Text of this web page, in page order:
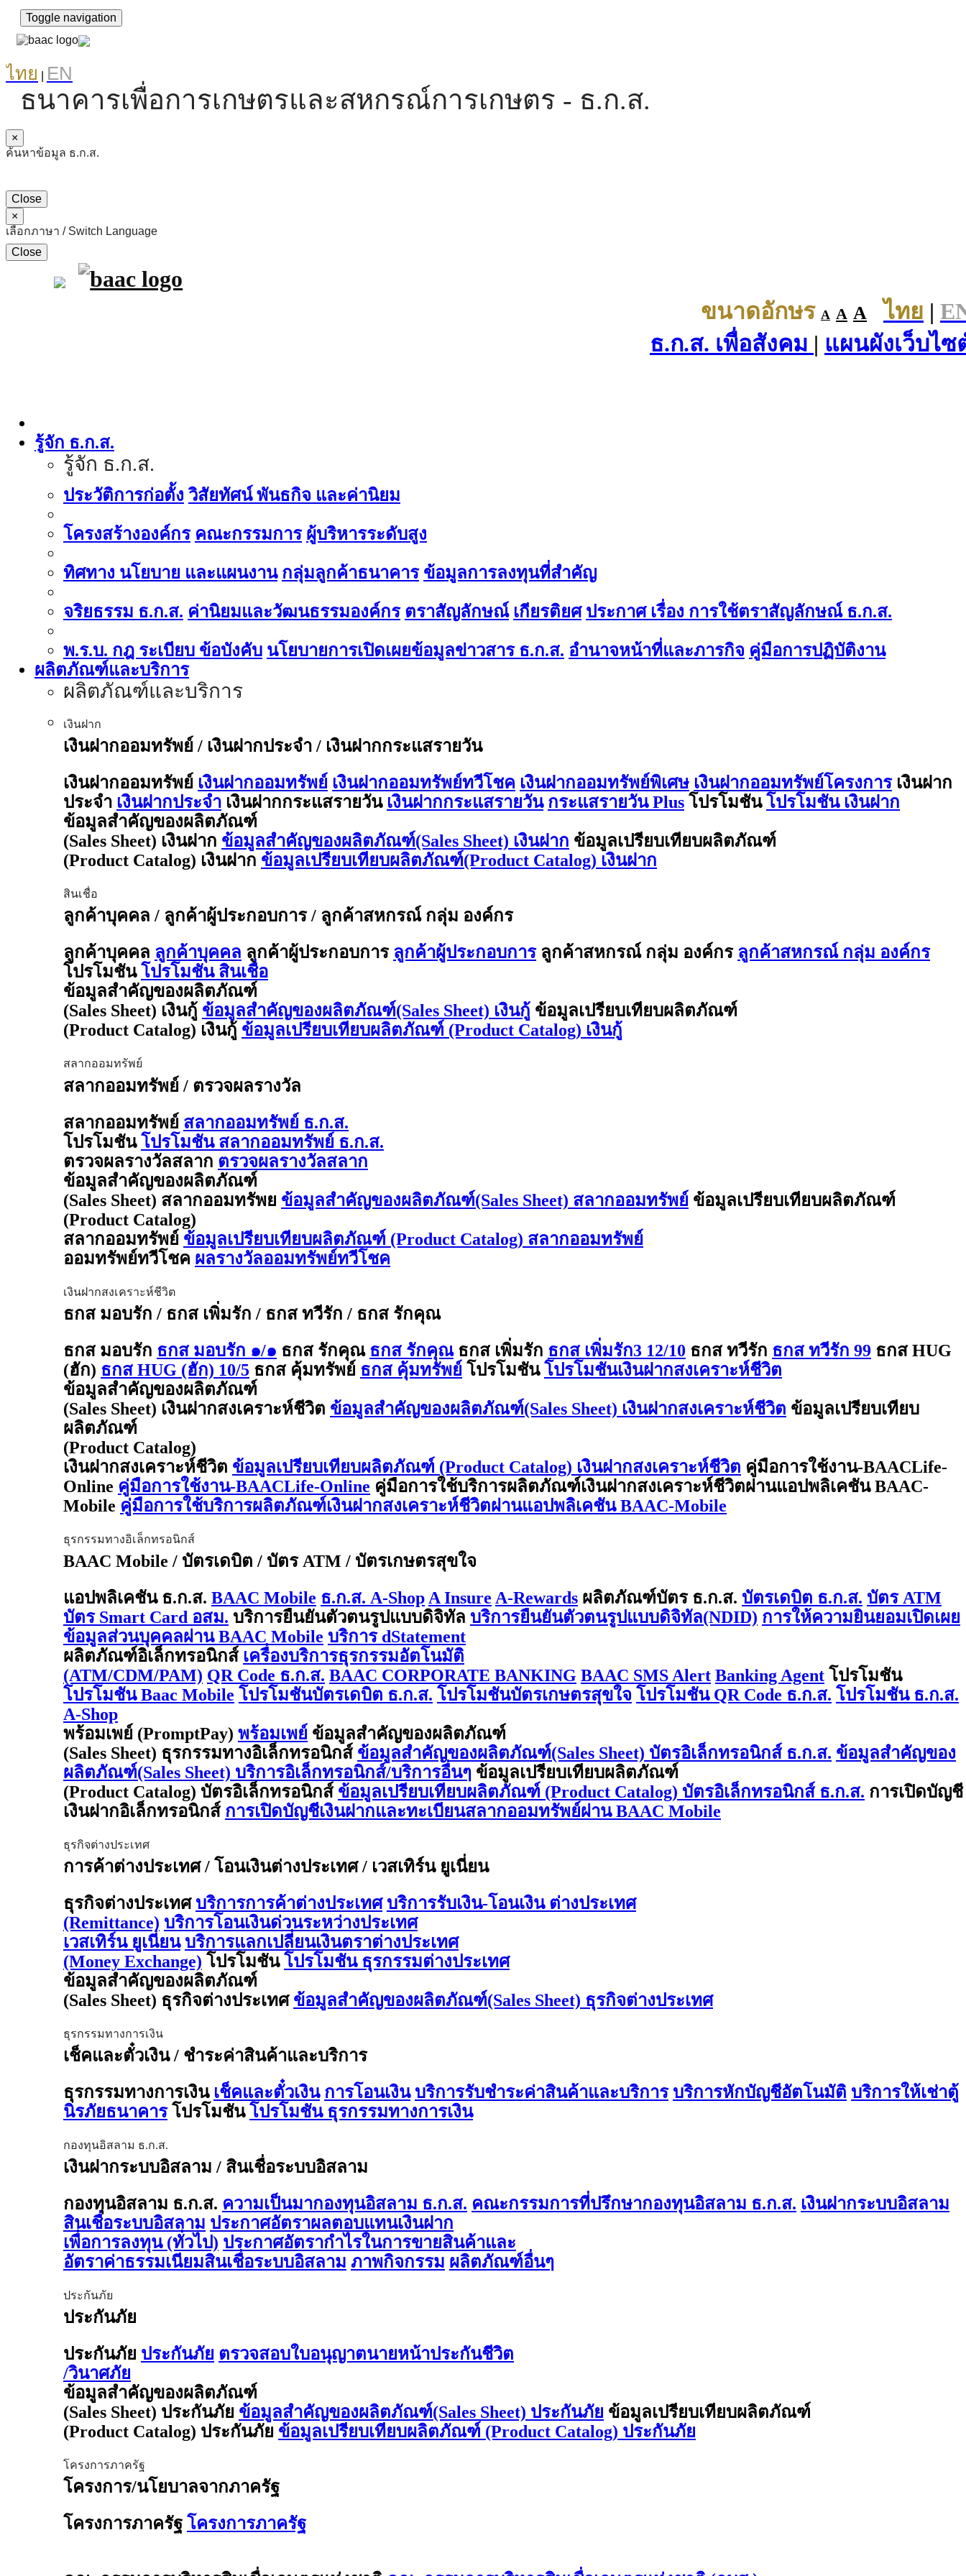
Toggle navigation
ไทย EN
ธนาคารเพื่อการเกษตรและสหกรณ์การเกษตร - ธ.ก.ส.
×
ค้นหาข้อมูล ธ.ก.ส.
Close
×
เลือกภาษา / Switch Language
Close
ขนาดอักษร A A A ไทย |
ธ.ก.ส. เพื่อสังคม | แผนผังเว็บไซ
รู้จัก ธ.ก.ส.
รู้จัก ธ.ก.ส.
ประวัติการก่อตั้ง วิสัยทัศน์ พันธกิจ และค่านิยม
โครงสร้างองค์กร คณะกรรมการ ผู้บริหารระดับสูง
ทิศทาง นโยบาย และแผนงาน กลุ่มลูกค้าธนาคาร ข้อมูลการลงทุนที่สำคัญ
จริยธรรม ธ.ก.ส. ค่านิยมและวัฒนธรรมองค์กร ตราสัญลักษณ์ เกียรติยศ ประกาศ เรื่อง การใช้ตราสัญลักษณ์ ธ.ก.ส.
พ.ร.บ. กฎ ระเบียบ ข้อบังคับ นโยบายการเปิดเผยข้อมูลข่าวสาร ธ.ก.ส. อำนาจหน้าที่และภารกิจ คู่มือการปฏิบัติงาน
ผลิตภัณฑ์และบริการ
ผลิตภัณฑ์และบริการ
เงินฝาก
เงินฝากออมทรัพย์ / เงินฝากประจำ / เงินฝากกระแสรายวัน
เงินฝากออมทรัพย์ เงินฝากออมทรัพย์ เงินฝากออมทรัพย์ทวีโชค เงินฝากออมทรัพย์พิเศษ เงินฝากออมทรัพย์โครงการ เงินฝาก
ประจำ เงินฝากประจำ เงินฝากกระแสรายวัน เงินฝากกระแสรายวัน กระแสรายวัน Plus โปรโมชัน โปรโมชัน เงินฝาก
ข้อมูลสำคัญของผลิตภัณฑ์
(Sales Sheet) เงินฝาก ข้อมูลสำคัญของผลิตภัณฑ์(Sales Sheet) เงินฝาก ข้อมูลเปรียบเทียบผลิตภัณฑ์
(Product Catalog) เงินฝาก ข้อมูลเปรียบเทียบผลิตภัณฑ์(Product Catalog) เงินฝาก
สินเชื่อ
ลูกค้าบุคคล / ลูกค้าผู้ประกอบการ / ลูกค้าสหกรณ์ กลุ่ม องค์กร
ลูกค้าบุคคล ลูกค้าบุคคล ลูกค้าผู้ประกอบการ ลูกค้าผู้ประกอบการ ลูกค้าสหกรณ์ กลุ่ม องค์กร ลูกค้าสหกรณ์ กลุ่ม องค์กร
โปรโมชัน โปรโมชัน สินเชื่อ
ข้อมูลสำคัญของผลิตภัณฑ์
(Sales Sheet) เงินกู้ ข้อมูลสำคัญของผลิตภัณฑ์(Sales Sheet) เงินกู้ ข้อมูลเปรียบเทียบผลิตภัณฑ์
(Product Catalog) เงินกู้ ข้อมูลเปรียบเทียบผลิตภัณฑ์ (Product Catalog) เงินกู้
สลากออมทรัพย์
สลากออมทรัพย์ / ตรวจผลรางวัล
สลากออมทรัพย์ สลากออมทรัพย์ ธ.ก.ส.
โปรโมชัน โปรโมชัน สลากออมทรัพย์ ธ.ก.ส.
ตรวจผลรางวัลสลาก ตรวจผลรางวัลสลาก
ข้อมูลสำคัญของผลิตภัณฑ์
(Sales Sheet) สลากออมทรัพย ข้อมูลสำคัญของผลิตภัณฑ์(Sales Sheet) สลากออมทรัพย์ ข้อมูลเปรียบเทียบผลิตภัณฑ์
(Product Catalog)
สลากออมทรัพย์ ข้อมูลเปรียบเทียบผลิตภัณฑ์ (Product Catalog) สลากออมทรัพย์
ออมทรัพย์ทวีโชค ผลรางวัลออมทรัพย์ทวีโชค
เงินฝากสงเคราะห์ชีวิต
ธกส มอบรัก / ธกส เพิ่มรัก / ธกส ทวีรัก / ธกส รักคุณ
ธกส มอบรัก ธกส มอบรัก ๑/๑ ธกส รักคุณ ธกส รักคุณ ธกส เพิ่มรัก ธกส เพิ่มรัก3 12/10 ธกส ทวีรัก ธกส ทวีรัก 99 ธกส HUG
(ฮัก) ธกส HUG (ฮัก) 10/5 ธกส คุ้มทรัพย์ ธกส คุ้มทรัพย์ โปรโมชัน โปรโมชันเงินฝากสงเคราะห์ชีวิต
ข้อมูลสำคัญของผลิตภัณฑ์
(Sales Sheet) เงินฝากสงเคราะห์ชีวิต ข้อมูลสำคัญของผลิตภัณฑ์(Sales Sheet) เงินฝากสงเคราะห์ชีวิต ข้อมูลเปรียบเทียบ
ผลิตภัณฑ์
(Product Catalog)
เงินฝากสงเคราะห์ชีวิต ข้อมูลเปรียบเทียบผลิตภัณฑ์ (Product Catalog) เงินฝากสงเคราะห์ชีวิต คู่มือการใช้งาน-BAACLife-
Online คู่มือการใช้งาน-BAACLife-Online คู่มือการใช้บริการผลิตภัณฑ์เงินฝากสงเคราะห์ชีวิตผ่านแอปพลิเคชัน BAAC-
Mobile คู่มือการใช้บริการผลิตภัณฑ์เงินฝากสงเคราะห์ชีวิตผ่านแอปพลิเคชัน BAAC-Mobile
ธุรกรรมทางอิเล็กทรอนิกส์
BAAC Mobile / บัตรเดบิต / บัตร ATM / บัตรเกษตรสุขใจ
แอปพลิเคชัน ธ.ก.ส. BAAC Mobile ธ.ก.ส. A-Shop A Insure A-Rewards ผลิตภัณฑ์บัตร ธ.ก.ส. บัตรเดบิต ธ.ก.ส. บัตร ATM
บัตร Smart Card อสม. บริการยืนยันตัวตนรูปแบบดิจิทัล บริการยืนยันตัวตนรูปแบบดิจิทัล(NDID) การให้ความยินยอมเปิดเผย
ข้อมูลส่วนบุคคลผ่าน BAAC Mobile บริการ dStatement
ผลิตภัณฑ์อิเล็กทรอนิกส์ เครื่องบริการธุรกรรมอัตโนมัติ
(ATM/CDM/PAM) QR Code ธ.ก.ส. BAAC CORPORATE BANKING BAAC SMS Alert Banking Agent โปรโมชัน
โปรโมชัน Baac Mobile โปรโมชันบัตรเดบิต ธ.ก.ส. โปรโมชันบัตรเกษตรสุขใจ โปรโมชัน QR Code ธ.ก.ส. โปรโมชัน ธ.ก.ส.
A-Shop
พร้อมเพย์ (PromptPay) พร้อมเพย์ ข้อมูลสำคัญของผลิตภัณฑ์
(Sales Sheet) ธุรกรรมทางอิเล็กทรอนิกส์ ข้อมูลสำคัญของผลิตภัณฑ์(Sales Sheet) บัตรอิเล็กทรอนิกส์ ธ.ก.ส. ข้อมูลสำคัญของ
ผลิตภัณฑ์(Sales Sheet) บริการอิเล็กทรอนิกส์/บริการอื่นๆ ข้อมูลเปรียบเทียบผลิตภัณฑ์
(Product Catalog) บัตรอิเล็กทรอนิกส์ ข้อมูลเปรียบเทียบผลิตภัณฑ์ (Product Catalog) บัตรอิเล็กทรอนิกส์ ธ.ก.ส. การเปิดบัญชี
เงินฝากอิเล็กทรอนิกส์ การเปิดบัญชีเงินฝากและทะเบียนสลากออมทรัพย์ผ่าน BAAC Mobile
ธุรกิจต่างประเทศ
การค้าต่างประเทศ / โอนเงินต่างประเทศ / เวสเทิร์น ยูเนี่ยน
ธุรกิจต่างประเทศ บริการการค้าต่างประเทศ บริการรับเงิน-โอนเงิน ต่างประเทศ
(Remittance) บริการโอนเงินด่วนระหว่างประเทศ
เวสเทิร์น ยูเนี่ยน บริการแลกเปลี่ยนเงินตราต่างประเทศ
(Money Exchange) โปรโมชัน โปรโมชัน ธุรกรรมต่างประเทศ
ข้อมูลสำคัญของผลิตภัณฑ์
(Sales Sheet) ธุรกิจต่างประเทศ ข้อมูลสำคัญของผลิตภัณฑ์(Sales Sheet) ธุรกิจต่างประเทศ
ธุรกรรมทางการเงิน
เช็คและตั๋วเงิน / ชำระค่าสินค้าและบริการ
ธุรกรรมทางการเงิน เช็คและตั๋วเงิน การโอนเงิน บริการรับชำระค่าสินค้าและบริการ บริการหักบัญชีอัตโนมัติ บริการให้เช่าตู้
นิรภัยธนาคาร โปรโมชัน โปรโมชัน ธุรกรรมทางการเงิน
กองทุนอิสลาม ธ.ก.ส.
เงินฝากระบบอิสลาม / สินเชื่อระบบอิสลาม
กองทุนอิสลาม ธ.ก.ส. ความเป็นมากองทุนอิสลาม ธ.ก.ส. คณะกรรมการที่ปรึกษากองทุนอิสลาม ธ.ก.ส. เงินฝากระบบอิสลาม
สินเชื่อระบบอิสลาม ประกาศอัตราผลตอบแทนเงินฝาก
เพื่อการลงทุน (ทั่วไป) ประกาศอัตรากำไรในการขายสินค้าและ
อัตราค่าธรรมเนียมสินเชื่อระบบอิสลาม ภาพกิจกรรม ผลิตภัณฑ์อื่นๆ
ประกันภัย
ประกันภัย
ประกันภัย ประกันภัย ตรวจสอบใบอนุญาตนายหน้าประกันชีวิต
/วินาศภัย
ข้อมูลสำคัญของผลิตภัณฑ์
(Sales Sheet) ประกันภัย ข้อมูลสำคัญของผลิตภัณฑ์(Sales Sheet) ประกันภัย ข้อมูลเปรียบเทียบผลิตภัณฑ์
(Product Catalog) ประกันภัย ข้อมูลเปรียบเทียบผลิตภัณฑ์ (Product Catalog) ประกันภัย
โครงการภาครัฐ
โครงการ/นโยบาลจากภาครัฐ
โครงการภาครัฐ โครงการภาครัฐ